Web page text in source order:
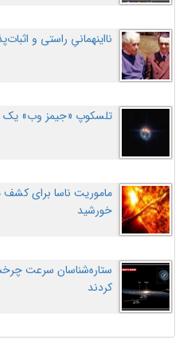
نااینهمانیِ راستی و
تلسکوپ «جیمز وب» یک
ماموریت ناسا برای کشف
خورشید
ستاره‌شناسان سرعت
کردند